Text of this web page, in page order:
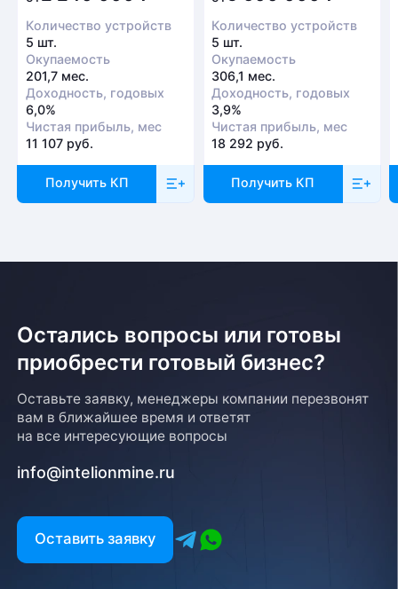
Количество устройств
5 шт.
Окупаемость
201,7 мес.
Доходность, годовых
6,0%
Чистая прибыль, мес
11 107 руб.
Получить КП
Количество устройств
5 шт.
Окупаемость
306,1 мес.
Доходность, годовых
3,9%
Чистая прибыль, мес
18 292 руб.
Получить КП
Остались вопросы или готовы
приобрести готовый бизнес?
Оставьте заявку, менеджеры компании перезвонят
вам в ближайшее время и ответят
на все интересующие вопросы
info@intelionmine.ru
Оставить заявку